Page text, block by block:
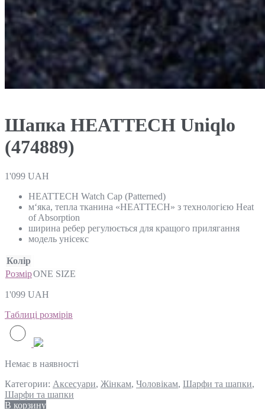
Шапка HEATTECH Uniqlo
(474889)
1'099 UAH
HEATTECH Watch Cap (Patterned)
м‘яка, тепла тканина «HEATTECH» з технологією Heat
of Absorption
ширина ребер регулюється для кращого прилягання
модель унісекс
Колір
РозмірONE SIZE
1'099 UAH
Таблиці розмірів
Немає в наявності
Категории: Аксесуари, Жінкам, Чоловікам, Шарфи та шапки,
Шарфи та шапки
В корзину